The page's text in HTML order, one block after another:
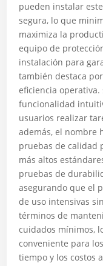
pueden instalar
segura, lo que
maximiza la
equipo de
instalación para
también destaca
eficiencia
funcionalidad
usuarios realizar
además, el nombre
pruebas de calidad
más altos
pruebas de
asegurando que el
de uso intensivas
términos de
cuidados mínimos,
conveniente para
tiempo y los costos